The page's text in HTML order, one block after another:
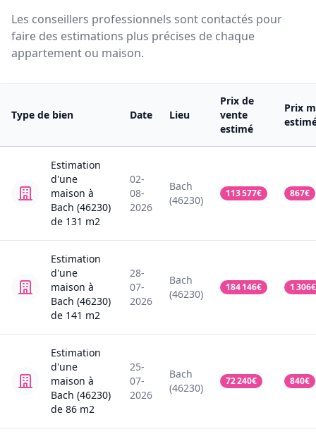
Les conseillers professionnels sont contactés pour
faire des estimations plus précises de chaque
appartement ou maison.
Type de bien Date Lieu
Prix de
vente
estimé
Prix
Estimation
d'une
maison à
Bach (46230)
de 131 m2
02-
08-
2026
Bach
(46230)
113 577€ 867€
Estimation
d'une
maison à
Bach (46230)
de 141 m2
28-
07-
2026
Bach
(46230)
184 146€ 1 306€
Estimation
d'une
maison à
Bach (46230)
de 86 m2
25-
07-
2026
Bach
(46230)
72 240€ 840€